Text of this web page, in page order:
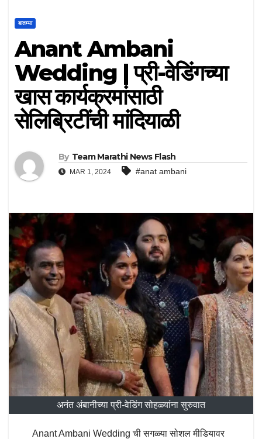
बातम्या
Anant Ambani
Wedding | प्री-वेडिंगच्या
खास कार्यक्रमांसाठी
सेलिब्रिटींची मांदियाळी
By Team Marathi News Flash
MAR 1, 2024 #anat ambani
अनंत अंबानीच्या प्री-वेडिंग सोहळ्यांना सुरुवात
Anant Ambani Wedding ची सगळ्या सोशल मीडियावर